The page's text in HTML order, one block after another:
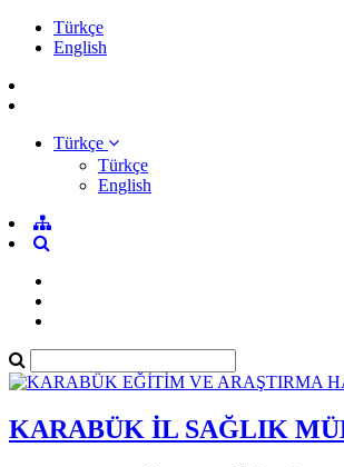
Türkçe
English
Türkçe
Türkçe
English
KARABÜK İL SAĞLIK